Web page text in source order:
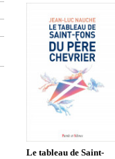
Le tableau de Saint-